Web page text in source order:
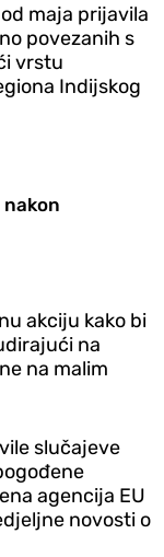
maja prijavila
povezanih s
vrstu
Indijskog
akciju kako bi
na
na malim
slučajeve
agencija EU
novosti o